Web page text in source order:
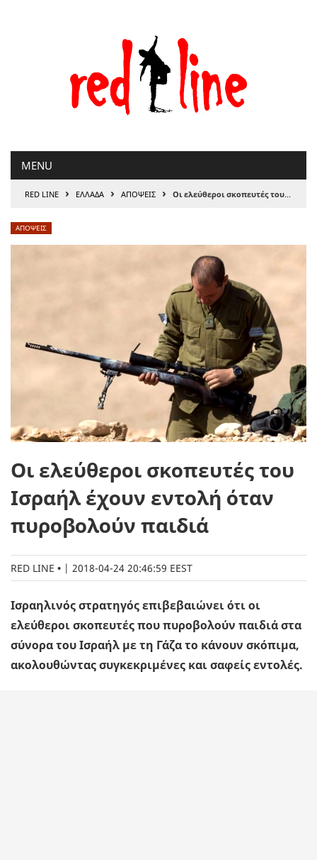
MENU
RED LINE › ΕΛΛΑΔΑ › ΑΠΟΨΕΙΣ › Οι ελεύθεροι σκοπευτές του Ισραήλ έχουν εντολή όταν πυροβολούν παιδιά
ΑΠΟΨΕΙΣ
Οι ελεύθεροι σκοπευτές του
Ισραήλ έχουν εντολή όταν
πυροβολούν παιδιά
RED LINE | 2018-04-24 20:46:59 EEST
Ισραηλινός στρατηγός επιβεβαιώνει ότι οι
ελεύθεροι σκοπευτές που πυροβολούν παιδιά στα
σύνορα του Ισραήλ με τη Γάζα το κάνουν σκόπιμα,
ακολουθώντας συγκεκριμένες και σαφείς εντολές.